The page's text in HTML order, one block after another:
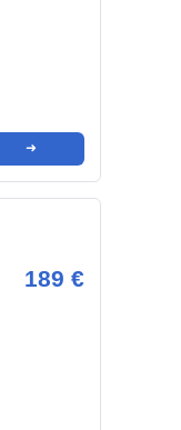
➜
189 €